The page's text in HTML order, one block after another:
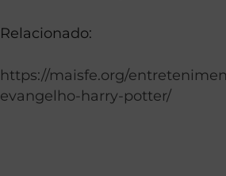
Relacionado:
https://maisfe.org/
evangelho-harry-potter/